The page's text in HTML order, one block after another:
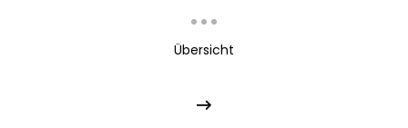
Übersicht